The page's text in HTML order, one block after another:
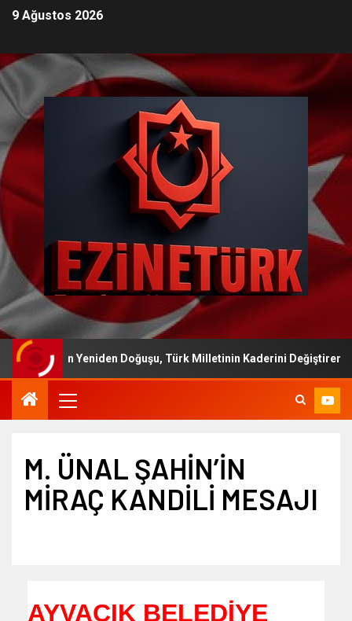
9 Ağustos 2026
Yeniden Doğuşu, Türk Milletinin Kaderini Değiştiren Bir
M. ÜNAL ŞAHİN’İN
MİRAÇ KANDİLİ MESAJI
AYVACIK BELEDİYE